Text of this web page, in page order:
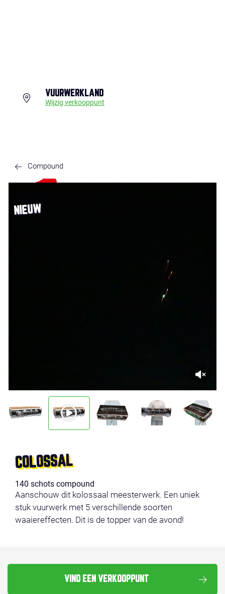
VUURWERKLAND
Wijzig verkooppunt
Compound
NIEUW
COLOSSAL
140 schots compound
Aanschouw dit kolossaal meesterwerk. Een uniek
stuk vuurwerk met 5 verschillende soorten
waaiereffecten. Dit is de topper van de avond!
VIND EEN VERKOOPPUNT